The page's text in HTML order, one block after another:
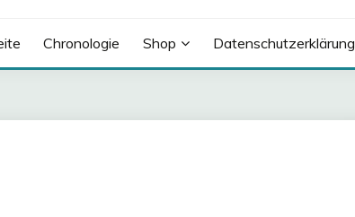
Chronologie Shop Datenschutzerklärung